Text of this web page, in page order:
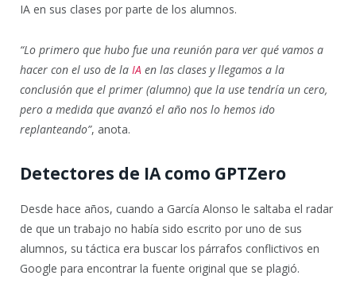
IA en sus clases por parte de los alumnos.
“Lo primero que hubo fue una reunión para ver qué vamos a
hacer con el uso de la IA en las clases y llegamos a la
conclusión que el primer (alumno) que la use tendría un cero,
pero a medida que avanzó el año nos lo hemos ido
replanteando”, anota.
Detectores de IA como GPTZero
Desde hace años, cuando a García Alonso le saltaba el radar
de que un trabajo no había sido escrito por uno de sus
alumnos, su táctica era buscar los párrafos conflictivos en
Google para encontrar la fuente original que se plagió.